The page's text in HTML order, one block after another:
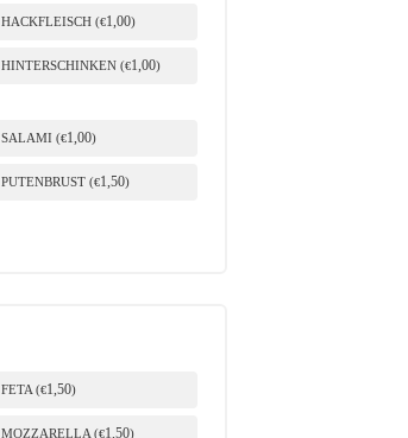
HACKFLEISCH (€1,00)
HINTERSCHINKEN (€1,00)
SALAMI (€1,00)
PUTENBRUST (€1,50)
FETA (€1,50)
MOZZARELLA (€1,50)